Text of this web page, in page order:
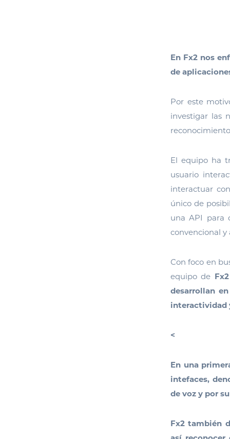
En Fx2 nos
de
Por este
investigar las
El equipo ha
usuario
interactuar
único de
una API para
convencional y
Con foco en
equipo de
desarrollan
interactividad
<
En una
intefaces,
de voz y por
Fx2 también